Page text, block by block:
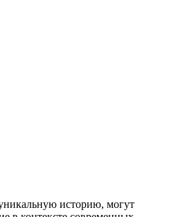
историю, могут